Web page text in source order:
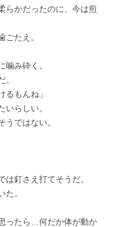
らかだったのに、今は煎
たえ。
噛み砕く。
るもんね」
いらしい。
ではない。
釘さえ打てそうだ。
。
ったら…何だか体が動か